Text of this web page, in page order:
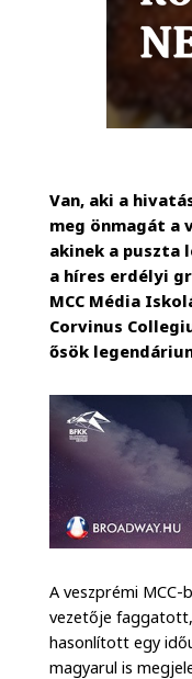
Van, aki a
meg önmagát a
akinek a puszta
a híres erdélyi
MCC Média
Corvinus
ősök
A veszprémi
vezetője faggatott,
hasonlított egy
magyarul is